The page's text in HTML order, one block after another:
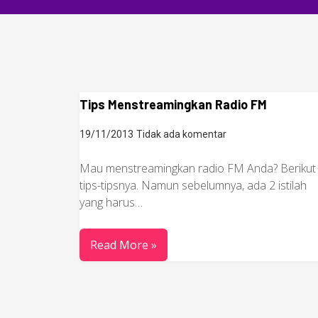
Tips Menstreamingkan Radio FM
19/11/2013 Tidak ada komentar
Mau menstreamingkan radio FM Anda? Berikut
tips-tipsnya. Namun sebelumnya, ada 2 istilah
yang harus…
Read More »